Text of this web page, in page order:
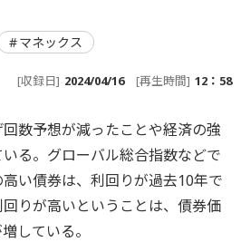
マネックス
[収録日] 2024/04/16 [再生時間] 12：58
数予想が減ったことや経済の強
る。グローバル総合指数などで
い債券は、利回りが過去10年で
りが高いということは、債券価
している。